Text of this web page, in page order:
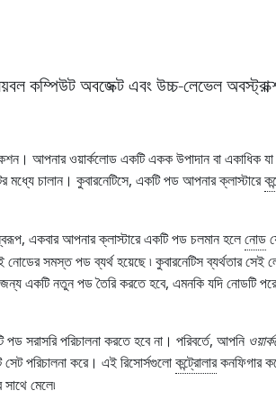
কম্পিউট অবজেক্ট এবং উচ্চ-লেভেল
আপনার ওয়ার্কলোড একটি একক উপাদান বা একাধিক
মধ্যে চালান। কুবারনেটিসে, একটি পড আপনার ক্লাস্টারে
একবার আপনার ক্লাস্টারে একটি পড চলমান হলেনোড
সমস্ত পড ব্যর্থ হয়েছে ৷ কুবারনেটিস ব্যর্থতার সেই
জন্য একটি নতুন পড তৈরি করতে হবে, এমনকি যদি নোডটি
সরাসরি পরিচালনা করতে হবে না। পরিবর্তে, আপনি
পরিচালনা করে। এই রিসোর্সগুলোকন্ট্রোলারকনফিগার
মেলে৷